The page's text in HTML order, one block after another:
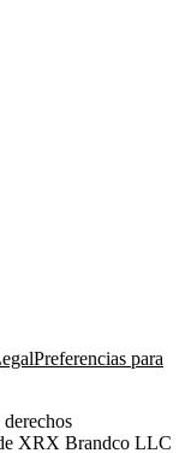
Preferencias para
XRX Brandco LLC